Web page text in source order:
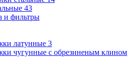
43
и фильтры
латунные 3
чугунные с обрезиненым клином